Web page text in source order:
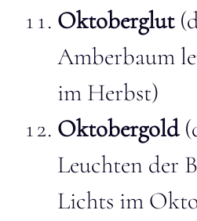
Oktoberglut
Amberbaum
im Herbst)
Oktobergold
Leuchten der
Lichts im